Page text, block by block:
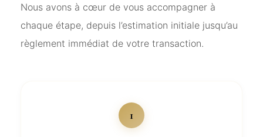
Nous avons à cœur de vous accompagner à
chaque étape, depuis l’estimation initiale jusqu’au
règlement immédiat de votre transaction.
1